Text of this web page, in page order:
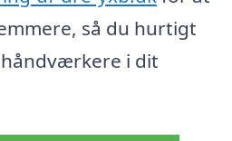
så du hurtigt
i dit